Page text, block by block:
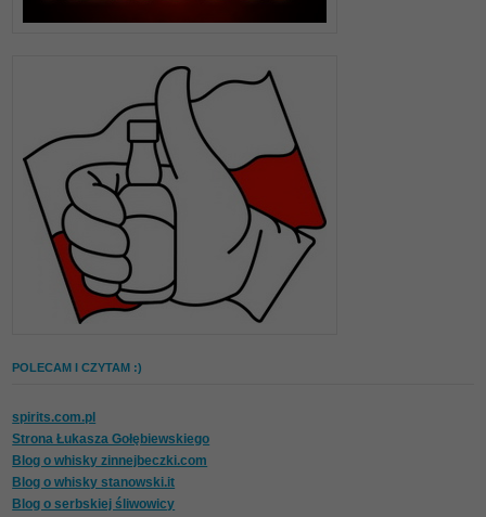
POLECAM I CZYTAM :)
spirits.com.pl
Strona Łukasza Gołębiewskiego
Blog o whisky zinnejbeczki.com
Blog o whisky stanowski.it
Blog o serbskiej śliwowicy